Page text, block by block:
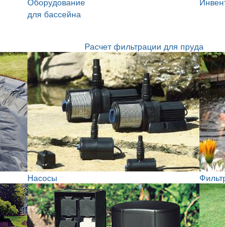
для бассейна
Расчет фильтрации для пруда
Насосы